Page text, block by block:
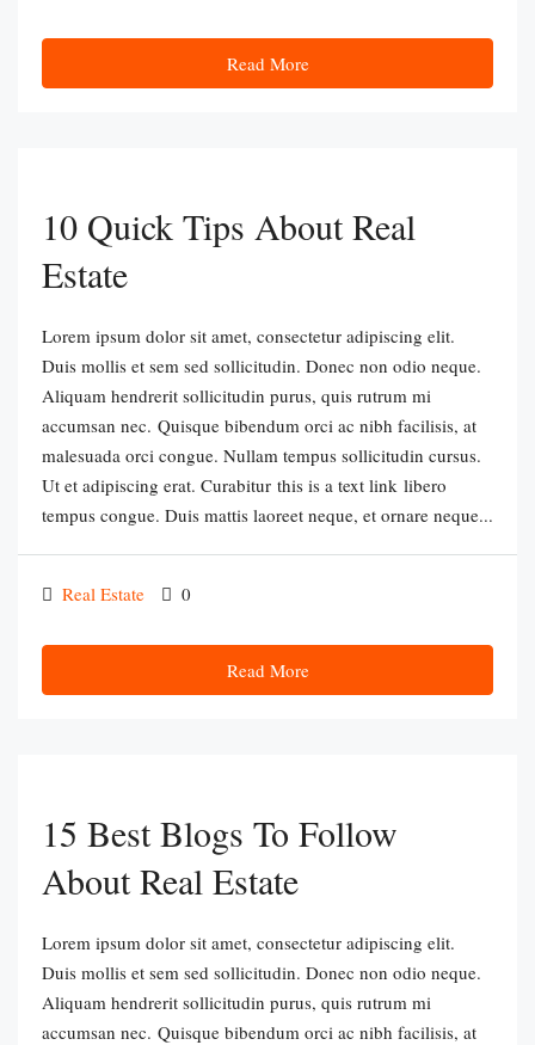
Read More
10 Quick Tips About Real
Estate
Lorem ipsum dolor sit amet, consectetur adipiscing elit.
Duis mollis et sem sed sollicitudin. Donec non odio neque.
Aliquam hendrerit sollicitudin purus, quis rutrum mi
accumsan nec. Quisque bibendum orci ac nibh facilisis, at
malesuada orci congue. Nullam tempus sollicitudin cursus.
Ut et adipiscing erat. Curabitur this is a text link libero
tempus congue. Duis mattis laoreet neque, et ornare neque...
Real Estate 0
Read More
15 Best Blogs To Follow
About Real Estate
Lorem ipsum dolor sit amet, consectetur adipiscing elit.
Duis mollis et sem sed sollicitudin. Donec non odio neque.
Aliquam hendrerit sollicitudin purus, quis rutrum mi
accumsan nec. Quisque bibendum orci ac nibh facilisis, at